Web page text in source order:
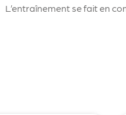
L’entraînement se fait en